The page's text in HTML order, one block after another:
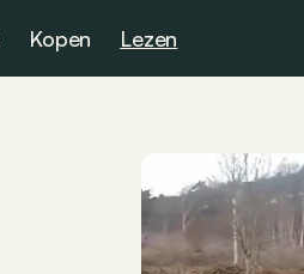
Kopen Lezen